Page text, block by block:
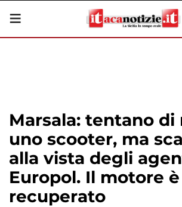
Marsala: tentano di
uno scooter, ma
alla vista degli
Europol. Il motore
recuperato